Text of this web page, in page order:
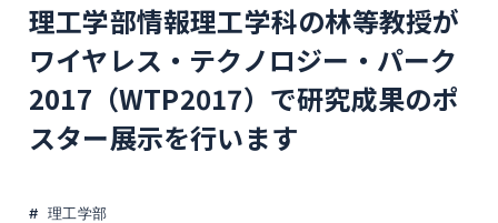
理工学部情報理工学科の林等教授が
ワイヤレス・テクノロジー・パーク
2017（WTP2017）で研究成果のポ
スター展示を行います
理工学部